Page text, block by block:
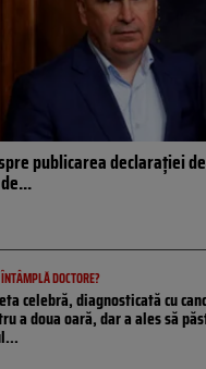
publicarea declarației de
ÎNTÂMPLĂ DOCTORE?
celebră, diagnosticată cu
a doua oară, dar a ales să